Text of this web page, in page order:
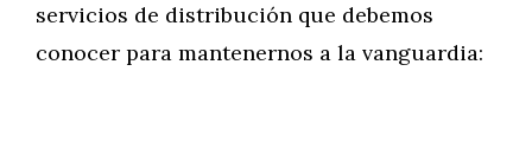
servicios de distribución que debemos
conocer para mantenernos a la vanguardia: